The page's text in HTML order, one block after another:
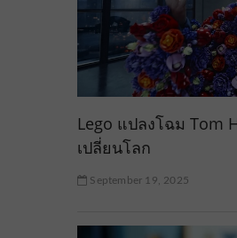
Lego แปลงโฉม Tom
เปลี่ยนโลก
September 19, 2025